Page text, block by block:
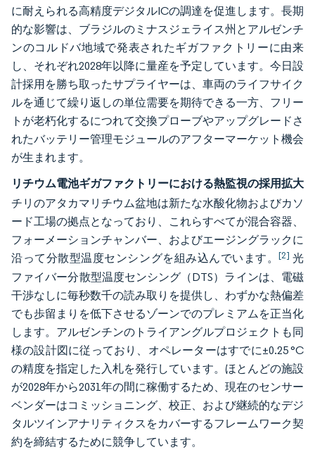
に耐えられる高精度デジタルICの調達を促進します。長期
的な影響は、ブラジルのミナスジェライス州とアルゼンチ
ンのコルドバ地域で発表されたギガファクトリーに由来
し、それぞれ2028年以降に量産を予定しています。今日設
計採用を勝ち取ったサプライヤーは、車両のライフサイク
ルを通じて繰り返しの単位需要を期待できる一方、フリー
トが老朽化するにつれて交換プローブやアップグレードさ
れたバッテリー管理モジュールのアフターマーケット機会
が生まれます。
リチウム電池ギガファクトリーにおける熱監視の採用拡大
チリのアタカマリチウム盆地は新たな水酸化物およびカソ
ード工場の拠点となっており、これらすべてが混合容器、
フォーメーションチャンバー、およびエージングラックに
沿って分散型温度センシングを組み込んでいます。[2] 光
ファイバー分散型温度センシング（DTS）ラインは、電磁
干渉なしに毎秒数千の読み取りを提供し、わずかな熱偏差
でも歩留まりを低下させるゾーンでのプレミアムを正当化
します。アルゼンチンのトライアングルプロジェクトも同
様の設計図に従っており、オペレーターはすでに±0.25 °C
の精度を指定した入札を発行しています。ほとんどの施設
が2028年から2031年の間に稼働するため、現在のセンサー
ベンダーはコミッショニング、校正、および継続的なデジ
タルツインアナリティクスをカバーするフレームワーク契
約を締結するために競争しています。